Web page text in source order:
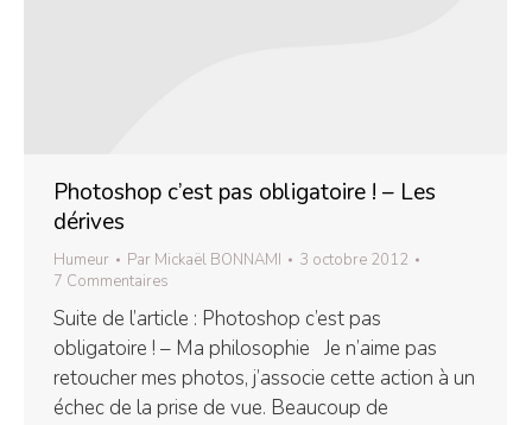
Photoshop c’est pas obligatoire ! – Les
dérives
Humeur Par Mickaël BONNAMI
3 octobre 2012
7 Commentaires
Suite de l’article : Photoshop c’est pas
obligatoire ! – Ma philosophie Je n’aime pas
retoucher mes photos, j’associe cette action à un
échec de la prise de vue. Beaucoup de